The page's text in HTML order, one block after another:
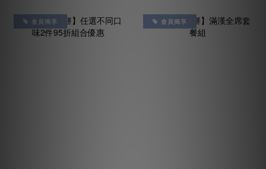
會員獨享 會員獨享